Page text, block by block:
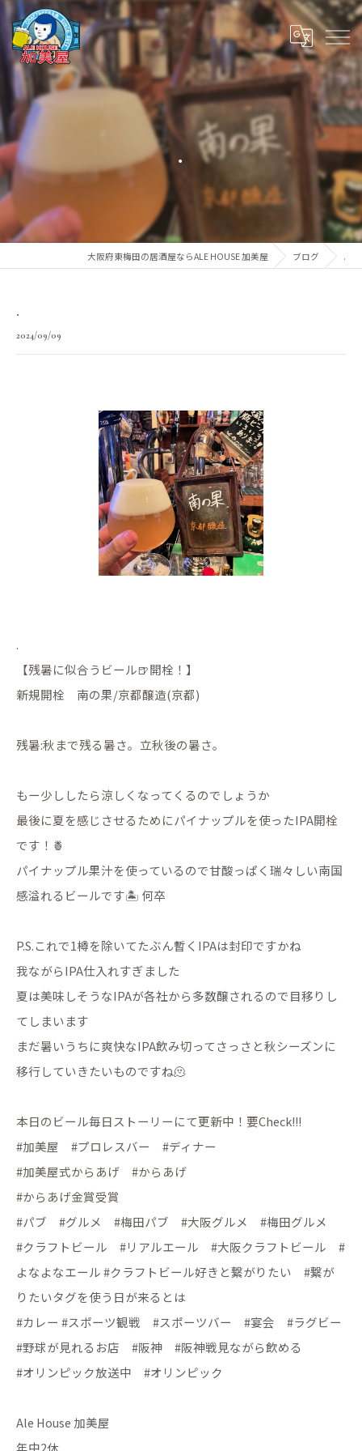
.
大阪府東梅田の居酒屋ならALE HOUSE 加美屋 ブログ .
.
2024/09/09
.
【残暑に似合うビール🍺開栓！】
新規開栓 南の果/京都醸造(京都)
残暑:秋まで残る暑さ。立秋後の暑さ。
もー少ししたら涼しくなってくるのでしょうか
最後に夏を感じさせるためにパイナップルを使ったIPA開栓
です！🍍
パイナップル果汁を使っているので甘酸っぱく瑞々しい南国
感溢れるビールです🏝️ 何卒
P.S.これで1樽を除いてたぶん暫くIPAは封印ですかね
我ながらIPA仕入れすぎました
夏は美味しそうなIPAが各社から多数醸されるので目移りし
てしまいます
まだ暑いうちに爽快なIPA飲み切ってさっさと秋シーズンに
移行していきたいものですね🫠
本日のビール毎日ストーリーにて更新中！要Check!!!
#加美屋 #プロレスバー #ディナー
#加美屋式からあげ #からあげ
#からあげ金賞受賞
#パブ #グルメ #梅田パブ #大阪グルメ #梅田グルメ
#クラフトビール #リアルエール #大阪クラフトビール #
よなよなエール #クラフトビール好きと繋がりたい #繋が
りたいタグを使う日が来るとは
#カレー #スポーツ観戦 #スポーツバー #宴会 #ラグビー
#野球が見れるお店 #阪神 #阪神戦見ながら飲める
#オリンピック放送中 #オリンピック
Ale House 加美屋
年中2休